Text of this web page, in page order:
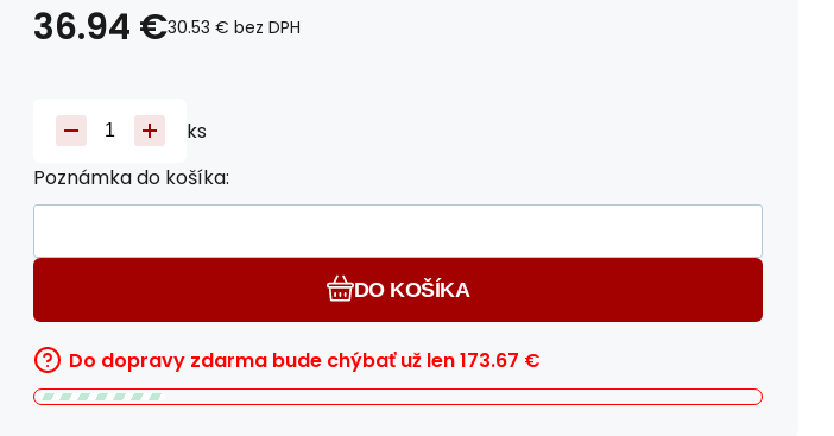
36.94 €30.53 € bez DPH
ks
Poznámka do košíka:
DO KOŠÍKA
Do dopravy zdarma bude chýbať už len173.67 €